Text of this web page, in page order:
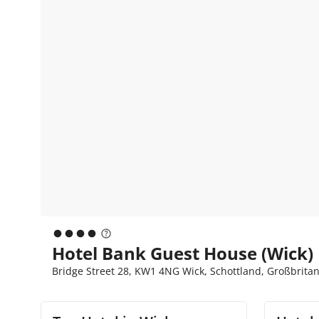
Hotel Bank Guest House (Wick)
Bridge Street 28, KW1 4NG Wick, Schottland,